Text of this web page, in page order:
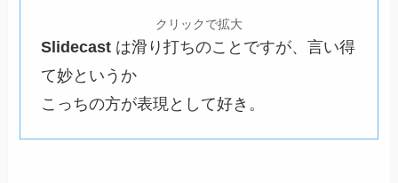
クリックで拡大
Slidecastは滑り打ちのことですが、言い得
て妙というか
こっちの方が表現として好き。